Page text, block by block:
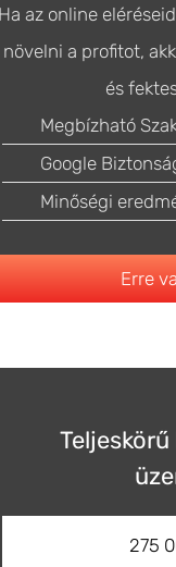
Ha az online
növelni a profitot,
és
Megbízható
Google
Minőségi
Erre
Teljeskörű
275